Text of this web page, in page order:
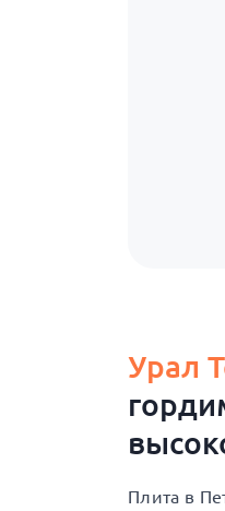
Урал
Плита в